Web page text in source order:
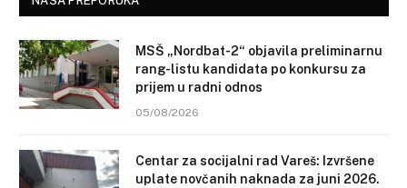
MSŠ „Nordbat-2“ objavila preliminarnu
rang-listu kandidata po konkursu za
prijem u radni odnos
05/08/2026
Centar za socijalni rad Vareš: Izvršene
uplate novčanih naknada za juni 2026.